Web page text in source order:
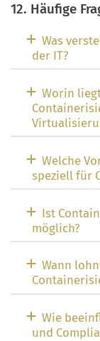
12. Häufige
Was
der IT?
Worin
Welche
speziell für
Ist
möglich?
Wann
Wie
und